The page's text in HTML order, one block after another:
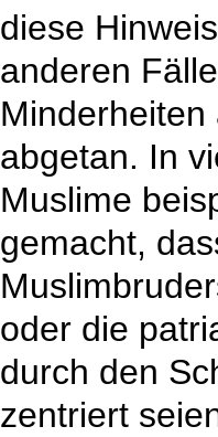
diese
anderen
abgetan. In
Muslime
gemacht,
oder die
durch den
zentriert